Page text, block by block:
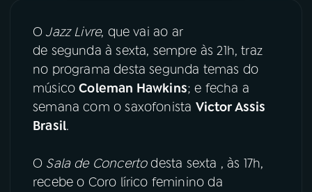
08PRÊMIO RÁDIO MEC
ACOMPANHE A RÁDIO MEC
Instagram X
O Jazz Livre, que vai ao ar
de segunda à sexta, sempre às 21h, traz
no programa desta segunda temas do
músicoColeman Hawkins; e fecha a
semana com o saxofonista Victor Assis
Brasil.
O Sala de Concertodesta sexta , às 17h,
recebe o Coro lírico feminino da